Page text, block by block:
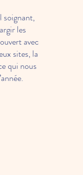
soignant,
les
avec
sites, la
qui nous